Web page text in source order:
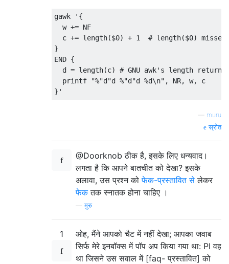
gawk '{
  w += NF
c += length($0) + 1  # length($0) misses
}
END {
d = length(c) # GNU awk's length
  printf "%"d"d %"d"d %d\n", NR, w, c
muru
स्रोत
@Doorknob ठीक है, इसके लिए धन्यवाद।
लगता है कि आपने बातचीत को देखा? इसके
अलावा, उस प्रश्न कोफेक-प्रस्तावित से लेकर
फेकतक स्नातक होना चाहिए ।
—मुरु
1
ओह, मैंने आपको चैट में नहीं देखा; आपका जवाब
सिर्फ मेरे इनबॉक्स में पॉप अप किया गया था: PI वह
था जिसने उस सवाल में [faq- प्रस्तावित] को